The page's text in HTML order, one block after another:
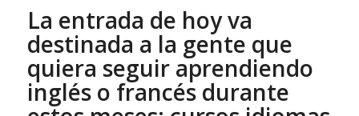
La entrada de hoy va
destinada a la gente que
quiera seguir aprendiendo
inglés o francés durante